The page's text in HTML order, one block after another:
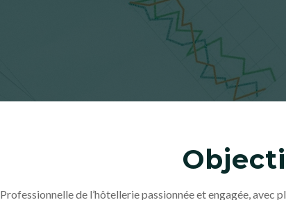
Professionnelle de l’hôtellerie passionnée et engagée, avec